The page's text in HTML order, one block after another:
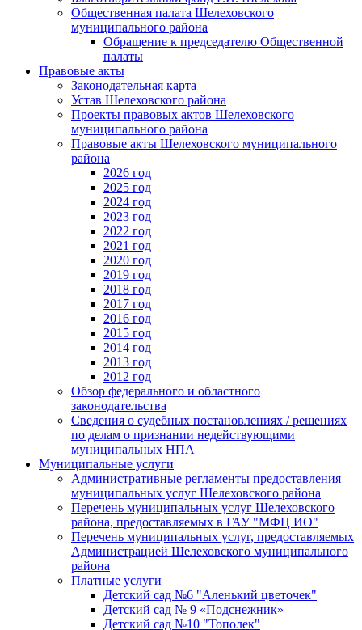
Общественная палата Шелеховского
муниципального района
Обращение к председателю Общественной
палаты
Правовые акты
Законодательная карта
Устав Шелеховского района
Проекты правовых актов Шелеховского
муниципального района
Правовые акты Шелеховского муниципального
района
2026 год
2025 год
2024 год
2023 год
2022 год
2021 год
2020 год
2019 год
2018 год
2017 год
2016 год
2015 год
2014 год
2013 год
2012 год
Обзор федерального и областного
законодательства
Сведения о судебных постановлениях / решениях
по делам о признании недействующими
муниципальных НПА
Муниципальные услуги
Административные регламенты предоставления
муниципальных услуг Шелеховского района
Перечень муниципальных услуг Шелеховского
района, предоставляемых в ГАУ "МФЦ ИО"
Перечень муниципальных услуг, предоставляемых
Администрацией Шелеховского муниципального
района
Платные услуги
Детский сад №6 "Аленький цветочек"
Детский сад № 9 «Подснежник»
Детский сад №10 "Тополек"